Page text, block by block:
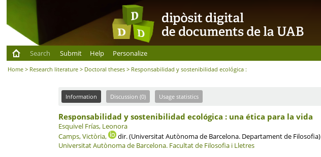
Search
Submit Help Personalize
Home > Research literature > Doctoral theses > Responsabilidad y sostenibilidad ecológica :
Information Discussion (0) Usage statistics
Responsabilidad y sostenibilidad ecológica : una ética para la vida
Esquivel Frías, Leonora
Camps, Victòria,
dir. (Universitat Autònoma de Barcelona. Departament de Filosofia)
Universitat Autònoma de Barcelona. Facultat de Filosofia i Lletres